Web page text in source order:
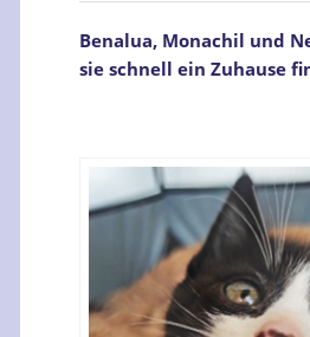
Benalua, Monachil und
sie schnell ein Zuhause